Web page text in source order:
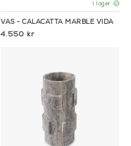
I lager
VAS - CALACATTA MARBLE VIDA
4.550 kr